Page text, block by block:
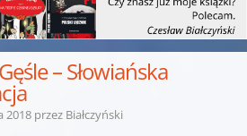
– Słowiańska
2018przez Białczyński